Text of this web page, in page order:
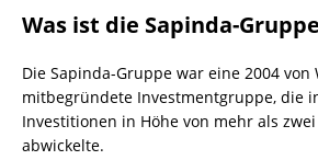
Was ist die Sapinda-
Die Sapinda-Gruppe war eine 2004 von
mitbegründete Investmentgruppe, die
Investitionen in Höhe von mehr als
abwickelte.